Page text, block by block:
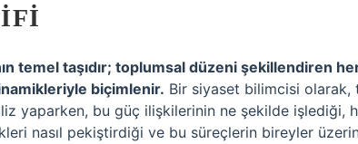
temel taşıdır; toplumsal düzeni şekillendiren
biçimlenir. Bir siyaset bilimcisi olarak,
yaparken, bu güç ilişkilerinin ne şekilde işlediği,
nasıl pekiştirdiği ve bu süreçlerin bireyler